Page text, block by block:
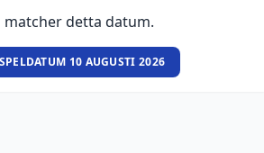
matcher detta datum.
10 AUGUSTI 2026